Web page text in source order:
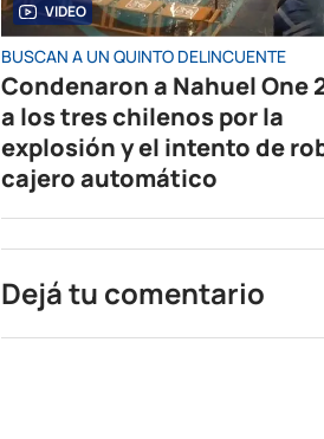
VIDEO
BUSCAN A UN QUINTO DELINCUENTE
Condenaron a Nahuel One
a los tres chilenos por la
explosión y el intento de
cajero automático
Dejá tu comentario